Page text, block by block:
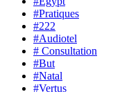
#Pratiques
#222
#Audiotel
# Consultation
#But
#Natal
#Vertus